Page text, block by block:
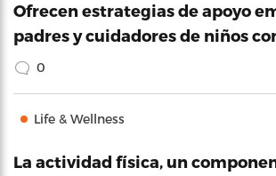
Ofrecen estrategias de apoyo
padres y cuidadores de niños
0
Life & Wellness
La actividad física, un